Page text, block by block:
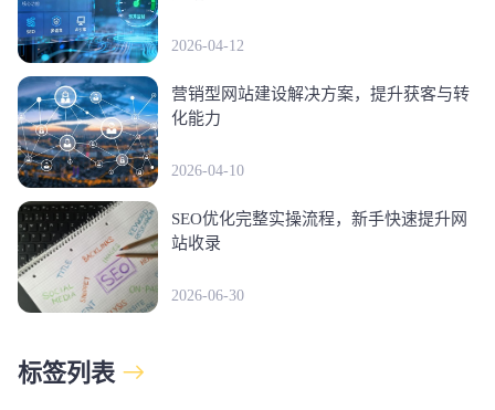
2026-04-12
营销型网站建设解决方案，提升获客与转
化能力
2026-04-10
SEO优化完整实操流程，新手快速提升网
站收录
2026-06-30
标签列表